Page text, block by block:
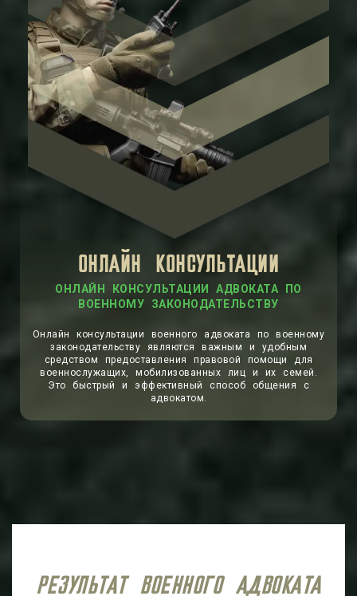
ОНЛАЙН КОНСУЛЬТАЦИИ
ОНЛАЙН КОНСУЛЬТАЦИИ АДВОКАТА ПО
ВОЕННОМУ ЗАКОНОДАТЕЛЬСТВУ
Онлайн консультации военного адвоката по военному
законодательству являются важным и удобным
средством предоставления правовой помощи для
военнослужащих, мобилизованных лиц и их семей.
Это быстрый и эффективный способ общения с
адвокатом.
РЕЗУЛЬТАТ ВОЕННОГО АДВОКАТА